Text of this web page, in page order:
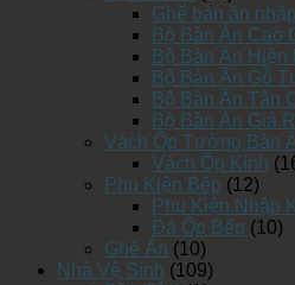
Ghế bàn ăn
Bộ Bàn Ăn Cao
Bộ Bàn Ăn Hiện
Bộ Bàn Ăn Gỗ
Bộ Bàn Ăn Tân
Bộ Bàn Ăn Giá
Vách Ốp Tường Bàn
Vách Ốp Kính
Phụ Kiện Bếp (12)
Phụ Kiện Nhập
Đá Ốp Bếp (10)
Ghế Ăn (10)
Nhà Vệ Sinh (109)